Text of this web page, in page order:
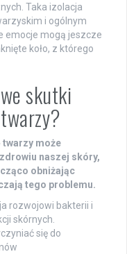
Taka izolacja
i ogólnym
emocje mogą jeszcze
koło, z którego
skutki
twarzy może
naszej skóry,
obniżając
tego problemu.
rozwojowi bakterii i
skórnych.
się do